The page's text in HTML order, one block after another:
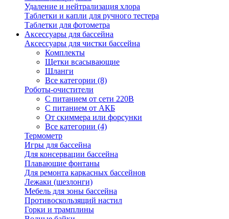
Удаление и нейтрализация хлора
Таблетки и капли для ручного тестера
Таблетки для фотометра
Аксессуары для бассейна
Аксессуары для чистки бассейна
Комплекты
Щетки всасывающие
Шланги
Все категории (8)
Роботы-очистители
С питанием от сети 220В
С питанием от АКБ
От скиммера или форсунки
Все категории (4)
Термометр
Игры для бассейна
Для консервации бассейна
Плавающие фонтаны
Для ремонта каркасных бассейнов
Лежаки (шезлонги)
Мебель для зоны бассейна
Противоскользящий настил
Горки и трамплины